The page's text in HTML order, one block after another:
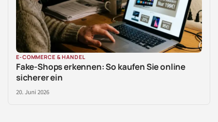
E-COMMERCE & HANDEL
Fake-Shops erkennen: So kaufen Sie online
sicherer ein
20. Juni 2026